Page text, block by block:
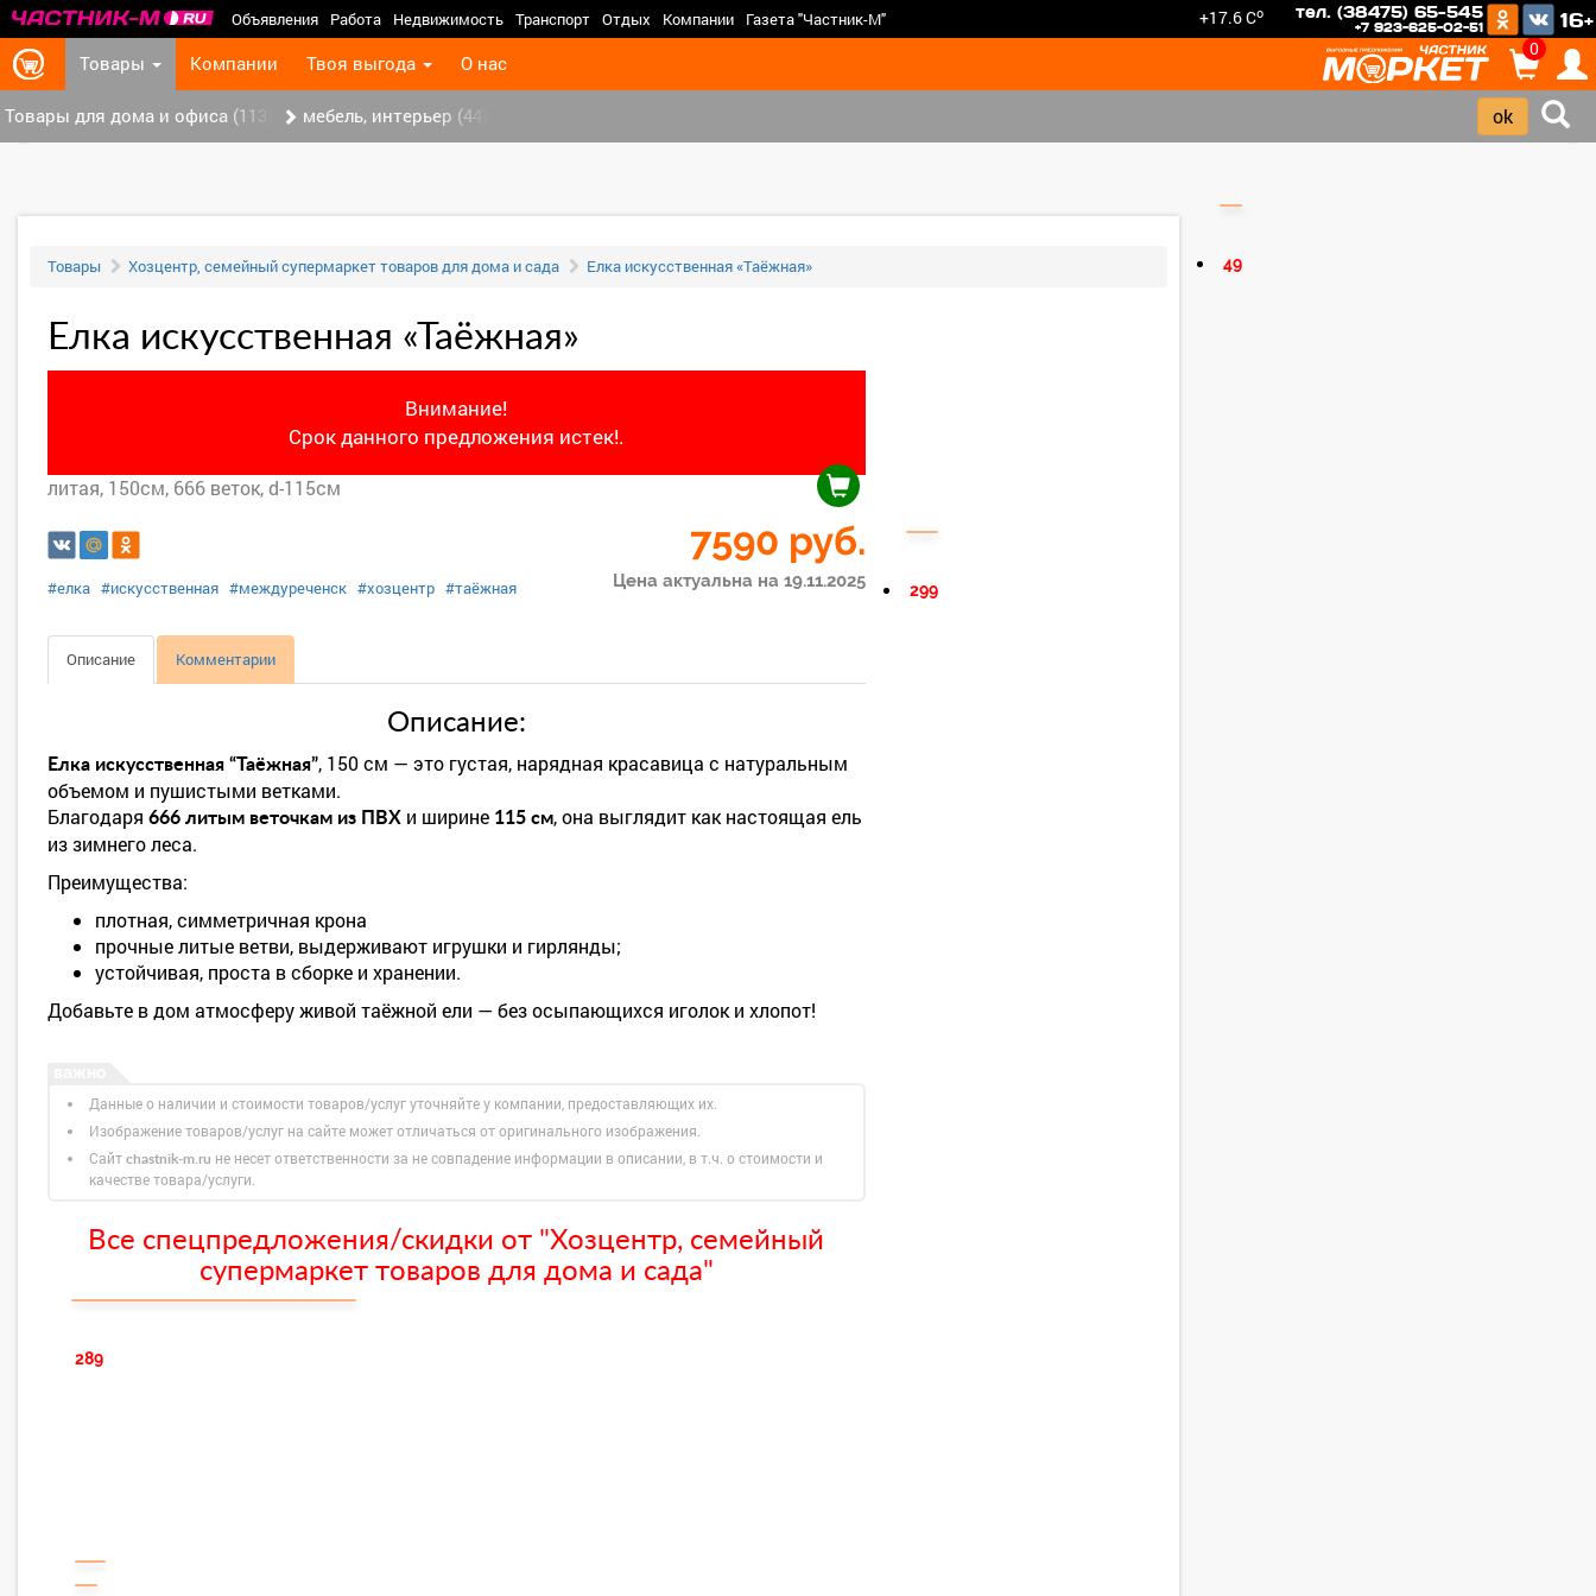
Объявления Работа Недвижимость Транспорт Отдых Компании Газета "Частник-М" +17.6 Co тел. (38475) 65-545
+7 923-625-02-51 16+
Товары Компании Твоя выгода О нас
0
>
Товары для дома и офиса (113) мебель, интерьер (44)
Товары Хозцентр, семейный супермаркет товаров для дома и сада Елка искусственная «Таёжная»
Елка искусственная «Таёжная»
Внимание!
Срок данного предложения истек!.
литая, 150см, 666 веток, d-115см
7590 руб.
Цена актуальна на 19.11.2025
#елка #искусственная #междуреченск #хозцентр #таёжная
Описание Комментарии
Описание:
Елка искусственная “Таёжная”, 150 см — это густая, нарядная красавица с натуральным
объемом и пушистыми ветками.
Благодаря 666 литым веточкам из ПВХ и ширине 115 см, она выглядит как настоящая ель
из зимнего леса.
Преимущества:
плотная, симметричная крона
прочные литые ветви, выдерживают игрушки и гирлянды;
устойчивая, проста в сборке и хранении.
Добавьте в дом атмосферу живой таёжной ели — без осыпающихся иголок и хлопот!
Данные о наличии и стоимости товаров/услуг уточняйте у компании, предоставляющих их.
Изображение товаров/услуг на сайте может отличаться от оригинального изображения.
Сайт chastnik-m.ru не несет ответственности за не совпадение информации в описании, в т.ч. о стоимости и
качестве товара/услуги.
Все спецпредложения/скидки от "Хозцентр, семейный
супермаркет товаров для дома и сада"
289
299
49
‹ ›